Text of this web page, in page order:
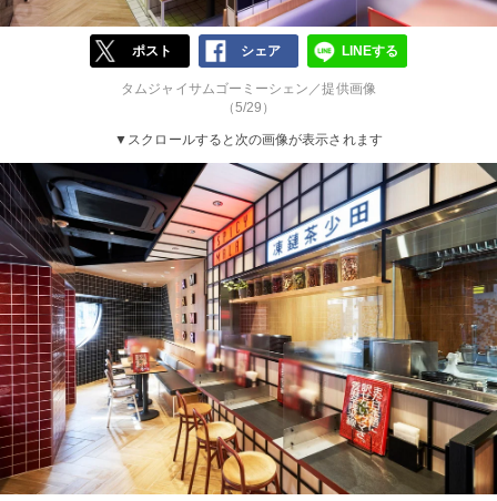
ポスト シェア LINEする
タムジャイサムゴーミーシェン／提供画像
（5/29）
▼スクロールすると次の画像が表示されます